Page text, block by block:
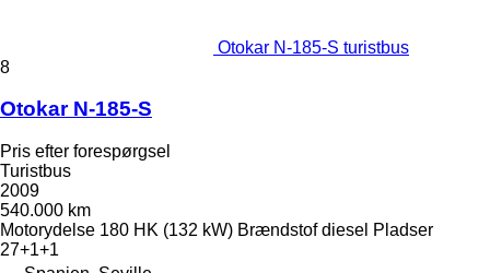
Otokar N-185-S turistbus
8
Otokar N-185-S
Pris efter forespørgsel
Turistbus
2009
540.000 km
Motorydelse 180 HK (132 kW) Brændstof diesel Pladser
27+1+1